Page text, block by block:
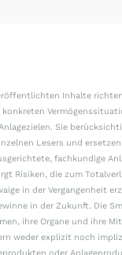
Inhalte
konkreten
Sie
Lesers und
fachkundige
Risiken, die zum
in der Vergangenheit
in der Zukunft. Die
ihre Organe und ihre
weder explizit noch